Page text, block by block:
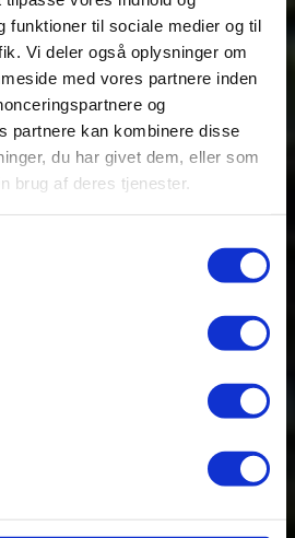
funktioner til sociale medier og til
Vi deler også oplysninger om
med vores partnere inden
og
partnere kan kombinere disse
du har givet dem, eller som
brug af deres tjenester.
DOKUMENTER